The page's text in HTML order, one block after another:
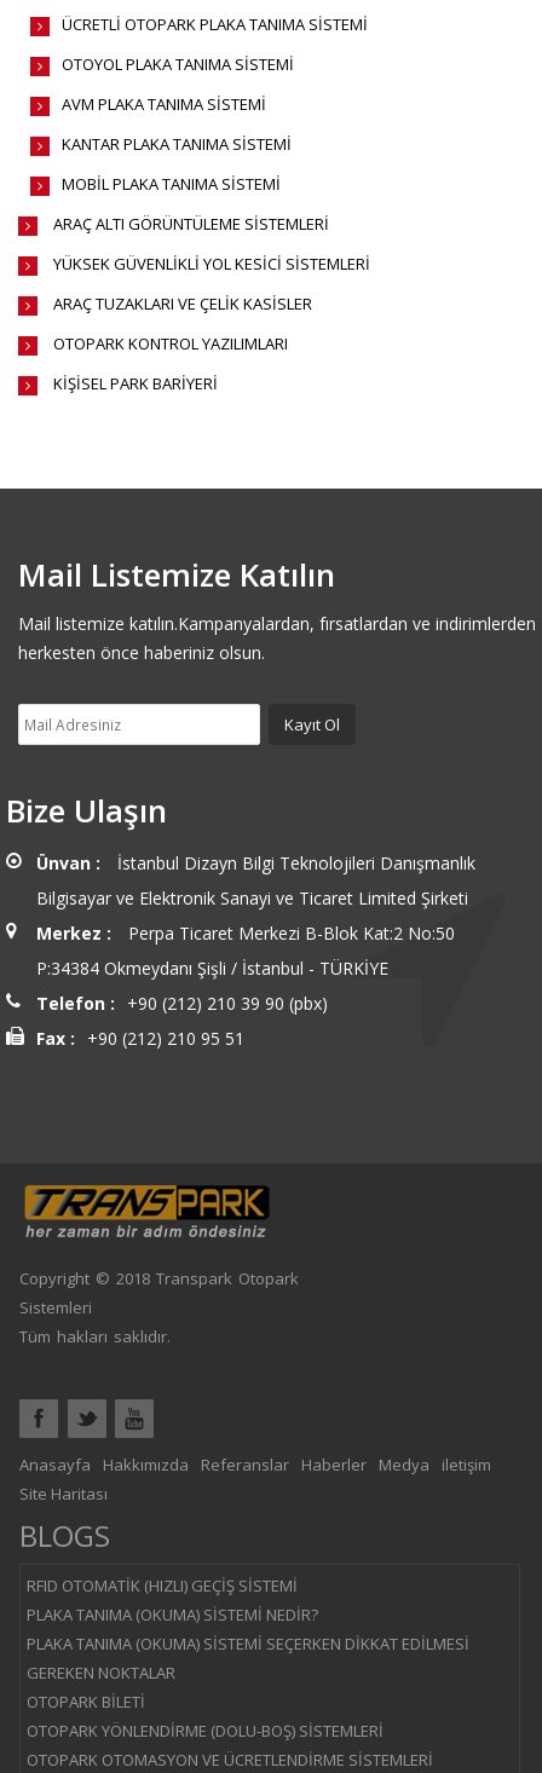
ÜCRETLİ OTOPARK PLAKA TANIMA SİSTEMİ
OTOYOL PLAKA TANIMA SİSTEMİ
AVM PLAKA TANIMA SİSTEMİ
KANTAR PLAKA TANIMA SİSTEMİ
MOBİL PLAKA TANIMA SİSTEMİ
ARAÇ ALTI GÖRÜNTÜLEME SİSTEMLERİ
YÜKSEK GÜVENLİKLİ YOL KESİCİ SİSTEMLERİ
ARAÇ TUZAKLARI VE ÇELİK KASİSLER
OTOPARK KONTROL YAZILIMLARI
KİŞİSEL PARK BARİYERİ
Mail Listemize Katılın
Mail listemize katılın.Kampanyalardan, fırsatlardan ve indirimlerden
herkesten önce haberiniz olsun.
Bize Ulaşın
Ünvan :
İstanbul Dizayn Bilgi Teknolojileri Danışmanlık
Bilgisayar ve Elektronik Sanayi ve Ticaret Limited Şirketi
Merkez :
Perpa Ticaret Merkezi B-Blok Kat:2 No:50
P:34384 Okmeydanı Şişli / İstanbul - TÜRKİYE
Telefon :
+90 (212) 210 39 90 (pbx)
Fax :
+90 (212) 210 95 51
Copyright © 2018 Transpark Otopark
Sistemleri
Tüm hakları saklıdır.
Anasayfa Hakkımızda Referanslar Haberler Medya
iletişim
Site Haritası
BLOGS
RFID OTOMATİK (HIZLI) GEÇİŞ SİSTEMİ
PLAKA TANIMA (OKUMA) SİSTEMİ NEDİR?
PLAKA TANIMA (OKUMA) SİSTEMİ SEÇERKEN DİKKAT EDİLMESİ
GEREKEN NOKTALAR
OTOPARK BİLETİ
OTOPARK YÖNLENDİRME (DOLU-BOŞ) SİSTEMLERİ
OTOPARK OTOMASYON VE ÜCRETLENDİRME SİSTEMLERİ